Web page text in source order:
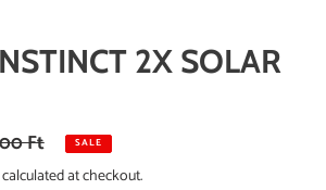
2X SOLAR
Ft SALE
calculated at checkout.